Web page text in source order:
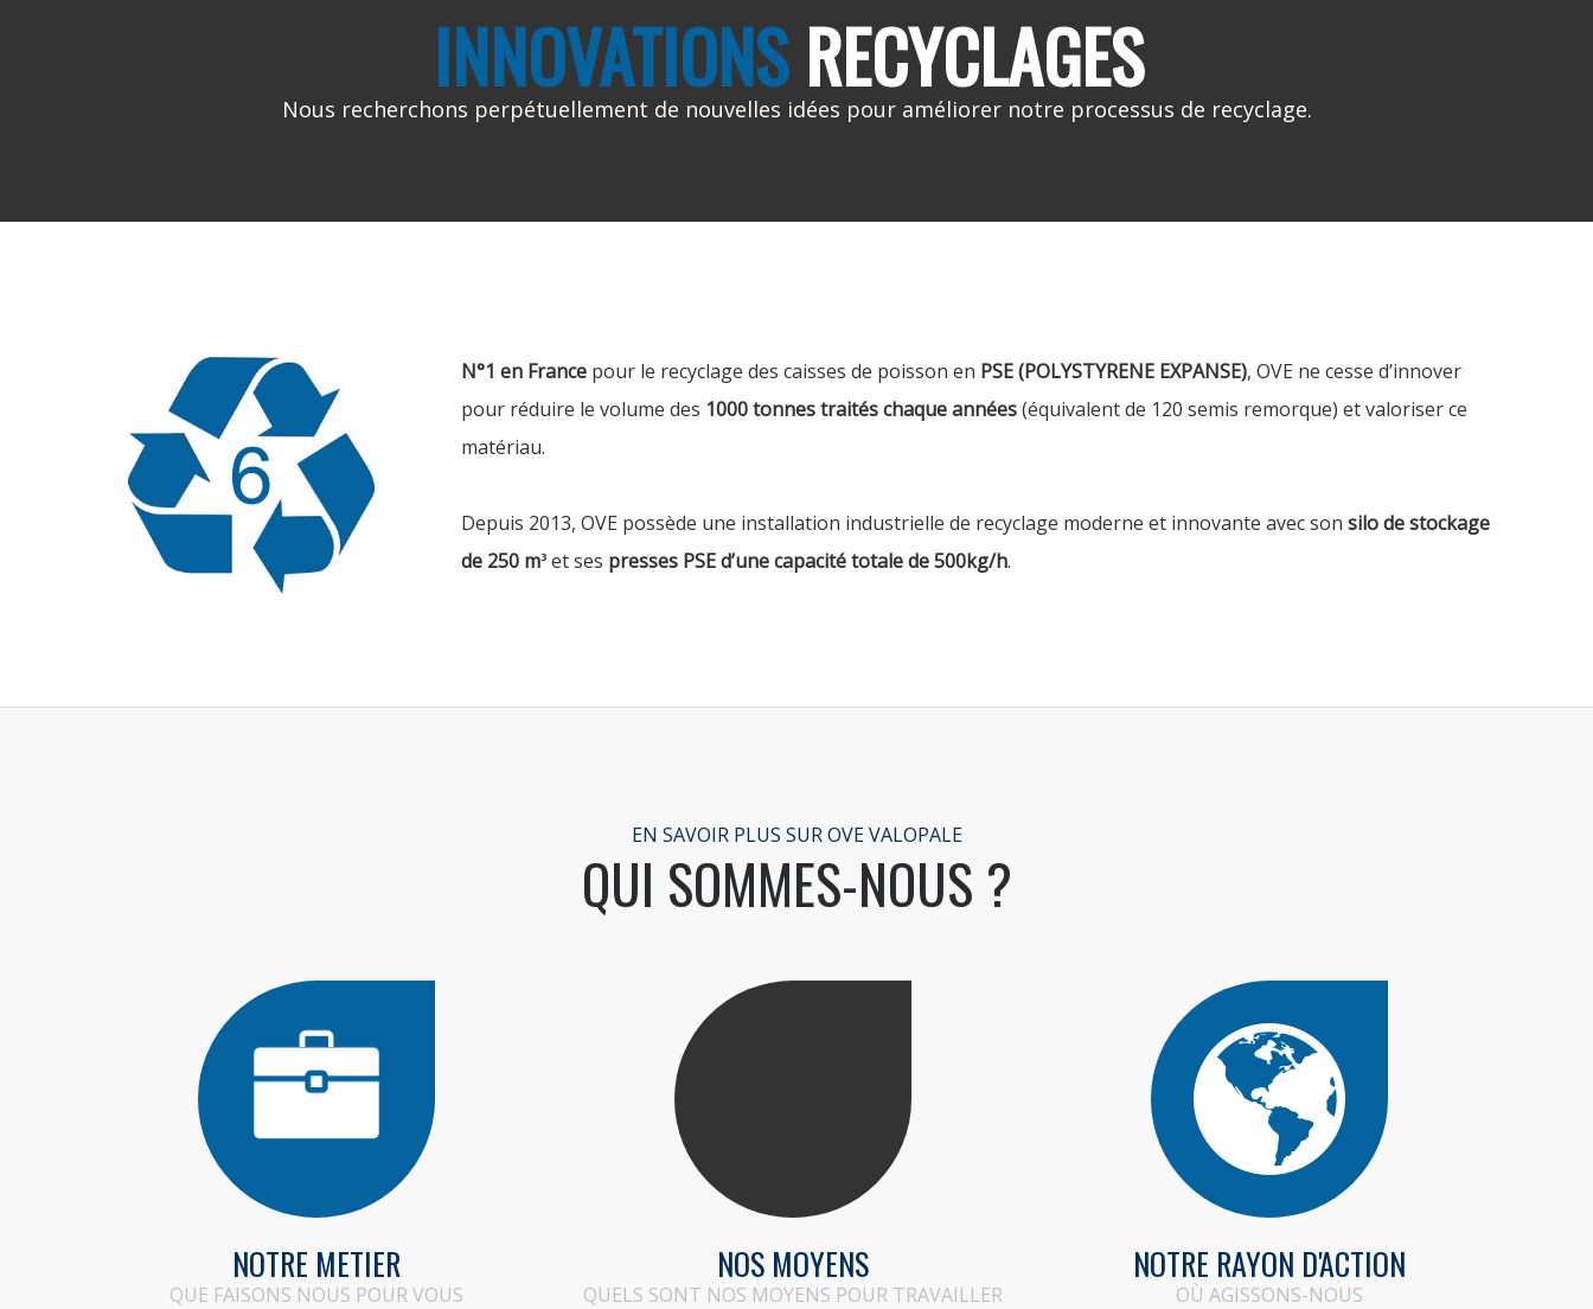
INNOVATIONSRECYCLAGES
Nous recherchons perpétuellement de nouvelles idées pour améliorer notre processus de recyclage.
N°1 en Francepour le recyclage des caisses de poisson en PSE (POLYSTYRENE EXPANSE), OVE ne cesse d’innover
pour réduire le volume des 1000 tonnes traités chaque années(équivalent de 120 semis remorque) et valoriser ce
matériau.
Depuis 2013, OVE possède une installation industrielle de recyclage moderne et innovante avec son silo de stockage
de 250 m³et ses presses PSE d’une capacité totale de 500kg/h.
EN SAVOIR PLUS SUR OVE VALOPALE
QUI SOMMES-NOUS ?
NOTRE METIER
QUE FAISONS NOUS POUR VOUS
NOS MOYENS
QUELS SONT NOS MOYENS POUR TRAVAILLER
NOTRE RAYON D'ACTION
OÙ AGISSONS-NOUS